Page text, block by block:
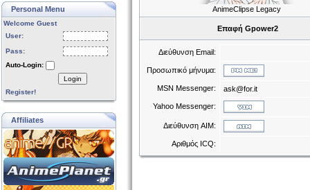
Personal Menu
Welcome Guest
User:
Pass:
Auto-Login:
Login
Register!
Affiliates
AnimeClipse Legacy
Επαφή Gpower2
Διεύθυνση Email:
Προσωπικό μήνυμα:
MSN Messenger: ask@for.it
Yahoo Messenger:
Διεύθυνση AIM:
Αριθμός ICQ: